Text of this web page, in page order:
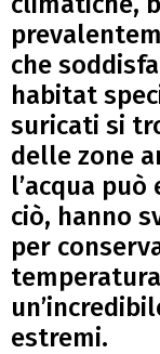
che
habitat
suricati si
delle zone
l’acqua
ciò, hanno
per
estremi.